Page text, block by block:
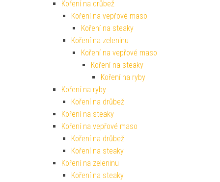
Koření na drůbež
Koření na vepřové maso
Koření na steaky
Koření na zeleninu
Koření na vepřové maso
Koření na steaky
Koření na ryby
Koření na ryby
Koření na drůbež
Koření na steaky
Koření na vepřové maso
Koření na drůbež
Koření na steaky
Koření na zeleninu
Koření na steaky